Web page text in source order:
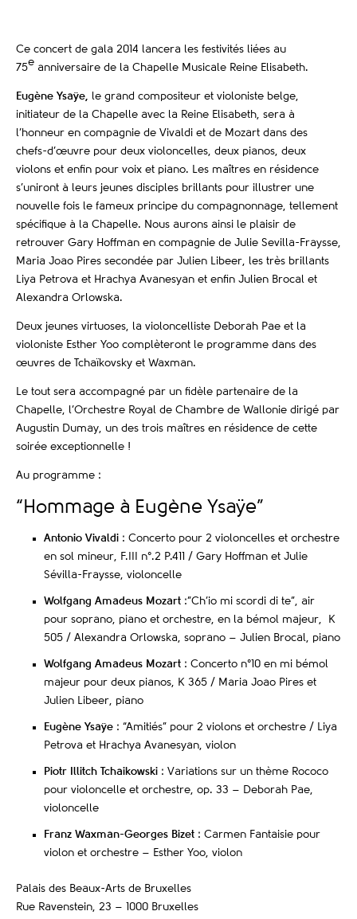
Ce concert de gala 2014 lancera les festivités liées au
75e anniversaire de la Chapelle Musicale Reine Elisabeth.
Eugène Ysaÿe, le grand compositeur et violoniste belge,
initiateur de la Chapelle avec la Reine Elisabeth, sera à
l’honneur en compagnie de Vivaldi et de Mozart dans des
chefs-d’œuvre pour deux violoncelles, deux pianos, deux
violons et enfin pour voix et piano. Les maîtres en résidence
s’uniront à leurs jeunes disciples brillants pour illustrer une
nouvelle fois le fameux principe du compagnonnage, tellement
spécifique à la Chapelle. Nous aurons ainsi le plaisir de
retrouver Gary Hoffman en compagnie de Julie Sevilla-Fraysse,
Maria Joao Pires secondée par Julien Libeer, les très brillants
Liya Petrova et Hrachya Avanesyan et enfin Julien Brocal et
Alexandra Orlowska.
Deux jeunes virtuoses, la violoncelliste Deborah Pae et la
violoniste Esther Yoo complèteront le programme dans des
œuvres de Tchaïkovsky et Waxman.
Le tout sera accompagné par un fidèle partenaire de la
Chapelle, l’Orchestre Royal de Chambre de Wallonie dirigé par
Augustin Dumay, un des trois maîtres en résidence de cette
soirée exceptionnelle !
Au programme :
“Hommage à Eugène Ysaÿe”
Antonio Vivaldi : Concerto pour 2 violoncelles et orchestre
en sol mineur, F.III n°.2 P.411 / Gary Hoffman et Julie
Sévilla-Fraysse, violoncelle
Wolfgang Amadeus Mozart :”Ch’io mi scordi di te”, air
pour soprano, piano et orchestre, en la bémol majeur, K
505 / Alexandra Orlowska, soprano – Julien Brocal, piano
Wolfgang Amadeus Mozart : Concerto n°10 en mi bémol
majeur pour deux pianos, K 365 / Maria Joao Pires et
Julien Libeer, piano
Eugène Ysaÿe : “Amitiés” pour 2 violons et orchestre / Liya
Petrova et Hrachya Avanesyan, violon
Piotr Illitch Tchaikowski : Variations sur un thème Rococo
pour violoncelle et orchestre, op. 33 – Deborah Pae,
violoncelle
Franz Waxman-Georges Bizet : Carmen Fantaisie pour
violon et orchestre – Esther Yoo, violon
Palais des Beaux-Arts de Bruxelles
Rue Ravenstein, 23 – 1000 Bruxelles